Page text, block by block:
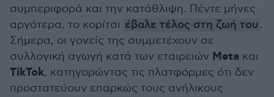
συμπεριφορά και την κατάθλιψη. Πέντε μήνες
αργότερα, το κορίτσι έβαλε τέλος στη ζωή του .
Σήμερα, οι γονείς της συμμετέχουν σε
συλλογική αγωγή κατά των εταιρειών Meta και
TikTok, κατηγορώντας τις πλατφόρμες ότι δεν
προστατεύουν επαρκώς τους ανήλικους